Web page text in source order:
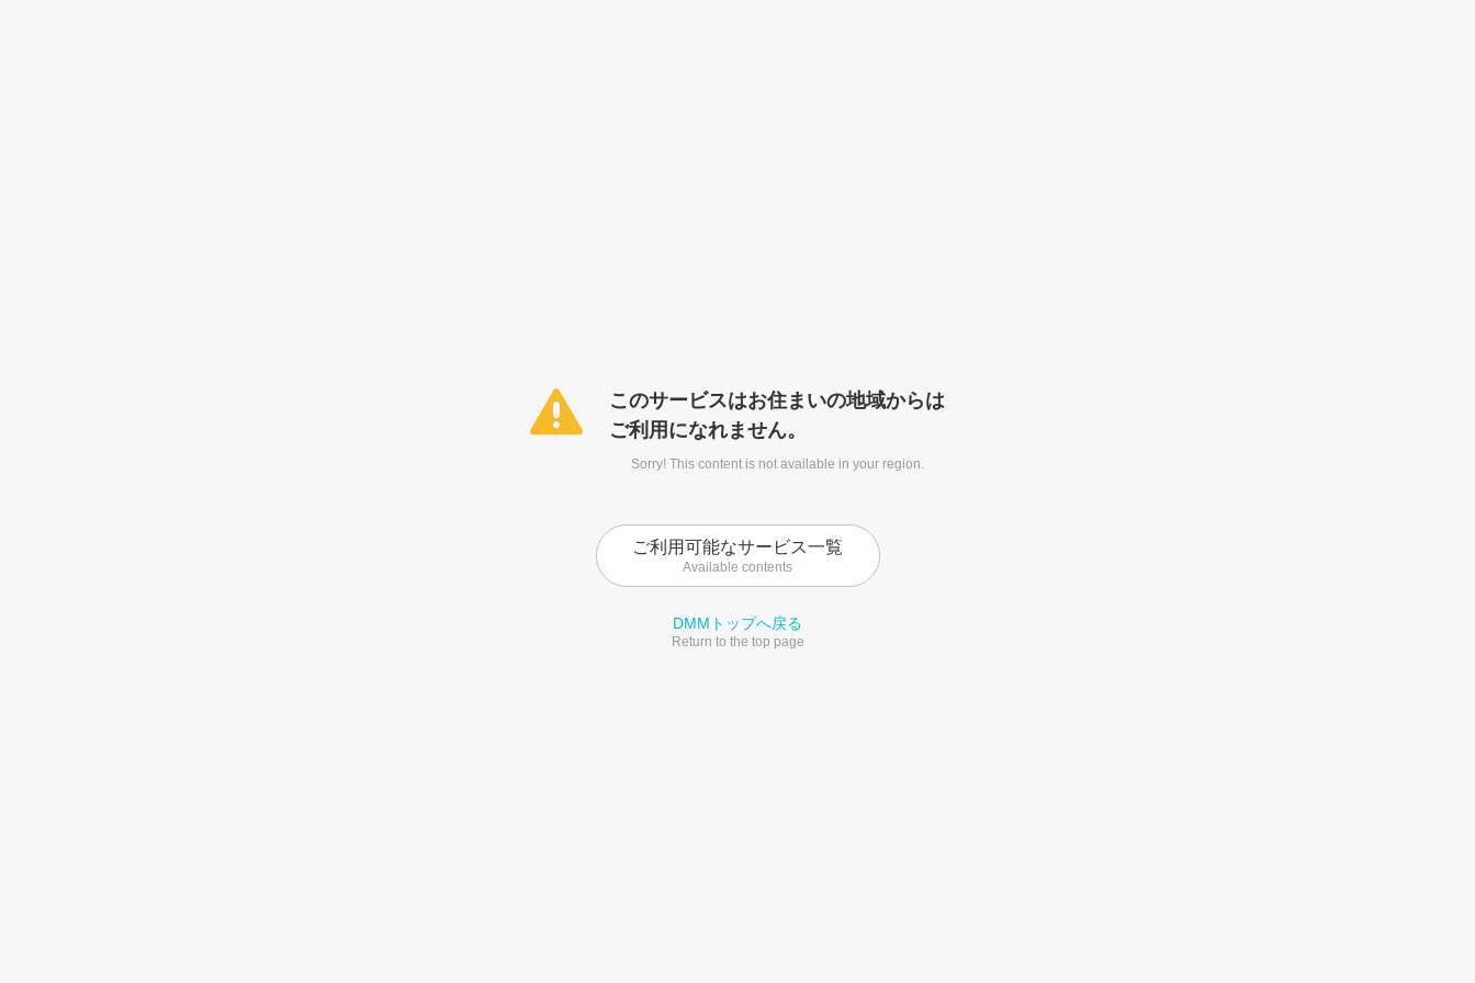
このサービスはお住まいの地域からは
ご利用になれません。
Sorry! This content is not available in your region.
ご利用可能なサービス一覧
Available contents
DMMトップへ戻る
Return to the top page